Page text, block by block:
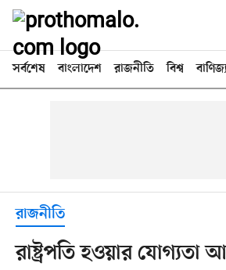
সর্বশেষ বাংলাদেশ রাজনীতি বিশ্ব
রাজনীতি
রাষ্ট্রপতি হওয়ার যোগ্যতা